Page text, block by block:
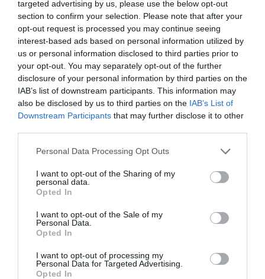
targeted advertising by us, please use the below opt-out
section to confirm your selection. Please note that after your
opt-out request is processed you may continue seeing
interest-based ads based on personal information utilized by
us or personal information disclosed to third parties prior to
your opt-out. You may separately opt-out of the further
disclosure of your personal information by third parties on the
IAB’s list of downstream participants. This information may
also be disclosed by us to third parties on the IAB’s List of
Downstream Participants that may further disclose it to other
Please note that this website/app uses one or more Google
not limited to your visit or usage behaviour. You may click to
grant or deny consent to Google and its third-party tags to
use your data for below specified purposes in below Google
consent section.
Personal Data Processing Opt Outs
I want to opt-out of the Sharing of my
personal data.
Opted In
I want to opt-out of the Sale of my
Personal Data.
Opted In
I want to opt-out of processing my
Personal Data for Targeted Advertising.
Opted In
Παναθηναϊκού πραγματοποιήθηκε αυτό το διήμερο στο
ΣΕΦ και το τμήμα πινγκ πονγκ του Συλλόγου έκανε αυτό το
ξεχωριστό ρεκόρ συμμετοχών. «Πράσινο» ρεκόρ και στα
μετάλλια , 31 συνολικά!
05.04.2026 ΠΙΝΓΚ ΠΟΝΓΚ ΑΜΕΑ
Φορτσάτος Παναθηναϊκός στο